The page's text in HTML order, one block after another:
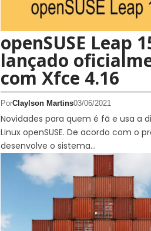
openSUSE Leap
lançado
com Xfce 4.16
PorClaylson Martins03/06/2021
Novidades para quem é fã e usa a
Linux openSUSE. De acordo com o
desenvolve o sistema…